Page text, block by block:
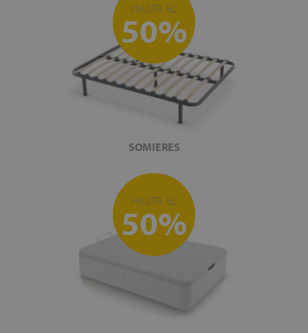
HASTA EL
50%
SOMIERES
HASTA EL
50%